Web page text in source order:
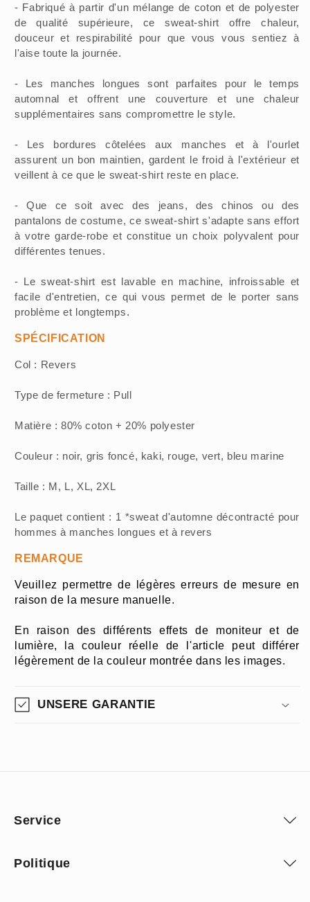
- Fabriqué à partir d'un mélange de coton et de polyester
de qualité supérieure, ce sweat-shirt offre chaleur,
douceur et respirabilité pour que vous vous sentiez à
l'aise toute la journée.
- Les manches longues sont parfaites pour le temps
automnal et offrent une couverture et une chaleur
supplémentaires sans compromettre le style.
- Les bordures côtelées aux manches et à l'ourlet
assurent un bon maintien, gardent le froid à l'extérieur et
veillent à ce que le sweat-shirt reste en place.
- Que ce soit avec des jeans, des chinos ou des
pantalons de costume, ce sweat-shirt s'adapte sans effort
à votre garde-robe et constitue un choix polyvalent pour
différentes tenues.
- Le sweat-shirt est lavable en machine, infroissable et
facile d'entretien, ce qui vous permet de le porter sans
problème et longtemps.
SPÉCIFICATION
Col : Revers
Type de fermeture : Pull
Matière : 80% coton + 20% polyester
Couleur : noir, gris foncé, kaki, rouge, vert, bleu marine
Taille : M, L, XL, 2XL
Le paquet contient : 1 *sweat d'automne décontracté pour
hommes à manches longues et à revers
REMARQUE
Veuillez permettre de légères erreurs de mesure en
raison de la mesure manuelle.
En raison des différents effets de moniteur et de
lumière, la couleur réelle de l'article peut différer
légèrement de la couleur montrée dans les images.
UNSERE GARANTIE
Service
Politique